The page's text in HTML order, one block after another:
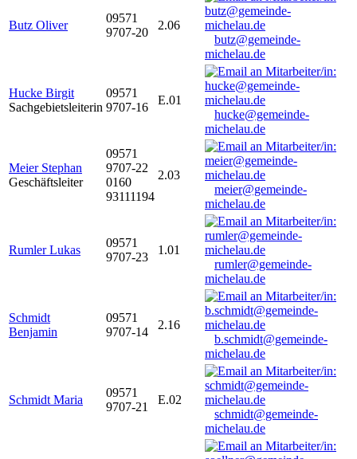
Butz Oliver
09571
9707-20
2.06
butz@gemeinde-
michelau.de
Hucke Birgit
Sachgebietsleiterin
09571
9707-16
E.01
hucke@gemeinde-
michelau.de
Meier Stephan
Geschäftsleiter
09571
9707-22
0160
93111194
2.03
meier@gemeinde-
michelau.de
Rumler Lukas
09571
9707-23
1.01
rumler@gemeinde-
michelau.de
Schmidt
Benjamin
09571
9707-14
2.16
b.schmidt@gemeinde-
michelau.de
Schmidt Maria
09571
9707-21
E.02
schmidt@gemeinde-
michelau.de